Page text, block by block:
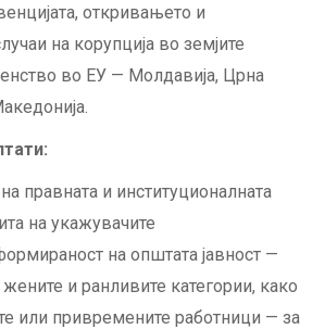
откривањето и
на корупција во земјите
во ЕУ — Молдавија, Црна
правната и институционалната
на укажувачите
на општата јавност —
и ранливите категории, како
или привремените работници — за